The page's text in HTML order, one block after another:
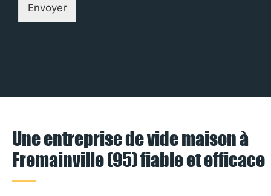
Envoyer
Une entreprise de vide maison à
Fremainville (95) fiable et efficace